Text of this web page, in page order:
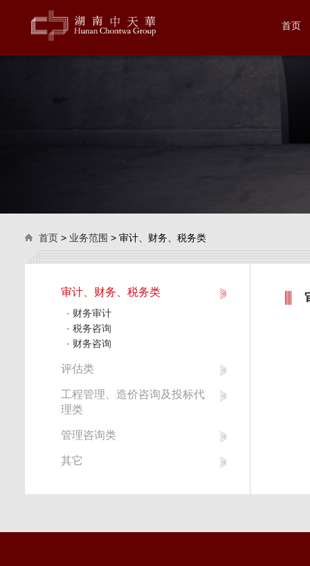
首页
首页> 业务范围 > 审计、财务、税务类
审计、财务、税务类
· 财务审计
· 税务咨询
· 财务咨询
评估类
工程管理、造价咨询及投标代
理类
管理咨询类
其它